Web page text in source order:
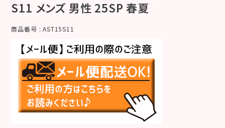
S11 メンズ 男性 25SP 春夏
商品番号 AST15S11